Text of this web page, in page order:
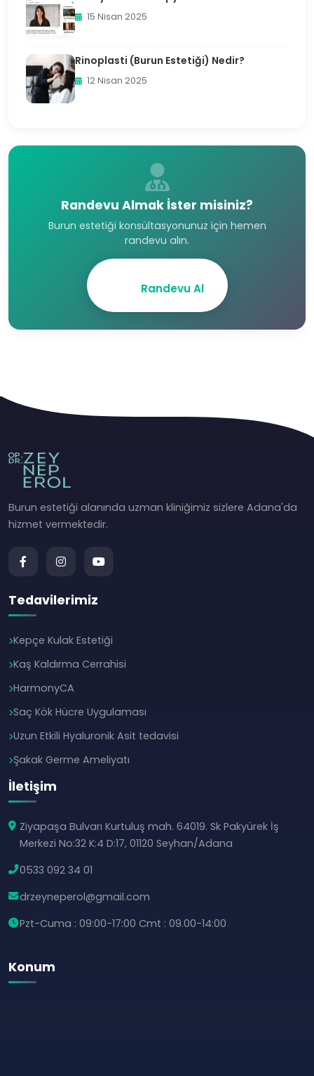
15 Nisan 2025
Rinoplasti (Burun Estetiği) Nedir?
12 Nisan 2025
Randevu Almak İster misiniz?
Burun estetiği konsültasyonunuz için hemen
randevu alın.
Randevu Al
Burun estetiği alanında uzman kliniğimiz sizlere Adana'da
hizmet vermektedir.
Tedavilerimiz
Kepçe Kulak Estetiği
Kaş Kaldırma Cerrahisi
HarmonyCA
Saç Kök Hücre Uygulaması
Uzun Etkili Hyaluronik Asit tedavisi
Şakak Germe Ameliyatı
İletişim
Ziyapaşa Bulvarı Kurtuluş mah. 64019. Sk Pakyürek İş
Merkezi No:32 K:4 D:17, 01120 Seyhan/Adana
0533 092 34 01
drzeyneperol@gmail.com
Pzt-Cuma : 09:00-17:00 Cmt : 09.00-14:00
Konum